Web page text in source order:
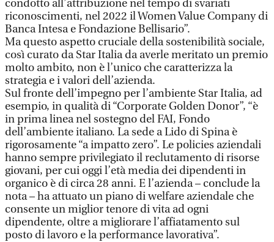
condotto all’attribuzione nel tempo di svariati
riconoscimenti, nel 2022 il Women Value Company di
Banca Intesa e Fondazione Bellisario”.
Ma questo aspetto cruciale della sostenibilità sociale,
così curato da Star Italia da averle meritato un premio
molto ambito, non è l’unico che caratterizza la
strategia e i valori dell’azienda.
Sul fronte dell’impegno per l’ambiente Star Italia, ad
esempio, in qualità di “Corporate Golden Donor”, “è
in prima linea nel sostegno del FAI, Fondo
dell’ambiente italiano. La sede a Lido di Spina è
rigorosamente “a impatto zero”. Le policies aziendali
hanno sempre privilegiato il reclutamento di risorse
giovani, per cui oggi l’età media dei dipendenti in
organico è di circa 28 anni. E l’azienda – conclude la
nota – ha attuato un piano di welfare aziendale che
consente un miglior tenore di vita ad ogni
dipendente, oltre a migliorare l’affiatamento sul
posto di lavoro e la performance lavorativa”.